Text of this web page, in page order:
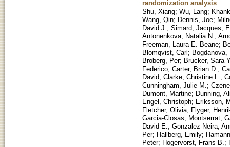
randomization analysis
Shu, Xiang; Wu, Lang;
Wang, Qin; Dennis, Joe;
David J. ; Simard, Jacques;
Antonenkova, Natalia N. ;
Freeman, Laura E. Beane;
Blomqvist, Carl; Bogdanova,
Broberg, Per; Brucker, Sara
Federico; Carter, Brian D. ;
David; Clarke, Christine L. ;
Cunningham, Julie M. ;
Dumont, Martine; Dunning,
Engel, Christoph; Eriksson,
Fletcher, Olivia; Flyger,
Garcia-Closas, Montserrat;
David E. ; Gonzalez-Neira,
Per; Hallberg, Emily;
Peter; Hogervorst, Frans B. ;